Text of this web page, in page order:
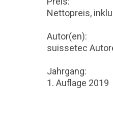
Nettopreis,
Autor(en):
suissetec
Jahrgang:
1. Auflage 2019